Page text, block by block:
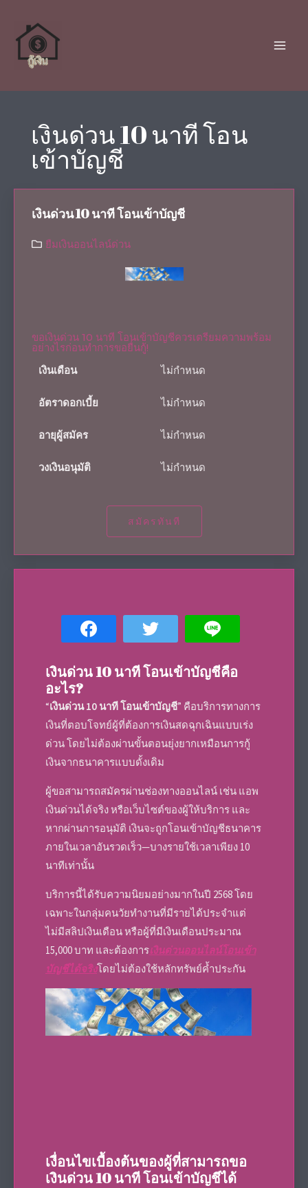
เงินด่วน 10 นาที โอน
เข้าบัญชี
เงินด่วน 10 นาที โอนเข้าบัญชี
ยืมเงินออนไลน์ด่วน
ขอเงินด่วน 10 นาที โอนเข้าบัญชีควรเตรียมความพร้อม
อย่างไรก่อนทำการขอยื่นกู้!
เงินเดือน
ไม่กำหนด
อัตราดอกเบี้ย ไม่กำหนด
อายุผู้สมัคร ไม่กำหนด
วงเงินอนุมัติ ไม่กำหนด
สมัครทันที
เงินด่วน 10 นาที โอนเข้าบัญชีคือ
อะไร?
“เงินด่วน 10 นาที โอนเข้าบัญชี” คือบริการทางการ
เงินที่ตอบโจทย์ผู้ที่ต้องการเงินสดฉุกเฉินแบบเร่ง
ด่วน โดยไม่ต้องผ่านขั้นตอนยุ่งยากเหมือนการกู้
เงินจากธนาคารแบบดั้งเดิม
ผู้ขอสามารถสมัครผ่านช่องทางออนไลน์ เช่น แอพ
เงินด่วนได้จริง หรือเว็บไซต์ของผู้ให้บริการ และ
หากผ่านการอนุมัติ เงินจะถูกโอนเข้าบัญชีธนาคาร
ภายในเวลาอันรวดเร็ว—บางรายใช้เวลาเพียง 10
นาทีเท่านั้น
บริการนี้ได้รับความนิยมอย่างมากในปี 2568 โดย
เฉพาะในกลุ่มคนวัยทำงานที่มีรายได้ประจำแต่
ไม่มีสลิปเงินเดือน หรือผู้ที่มีเงินเดือนประมาณ
15,000 บาท และต้องการเงินด่วนออนไลน์โอนเข้า
บัญชีได้จริงโดยไม่ต้องใช้หลักทรัพย์ค้ำประกัน
เงื่อนไขเบื้องต้นของผู้ที่สามารถขอ
เงินด่วน 10 นาที โอนเข้าบัญชีได้